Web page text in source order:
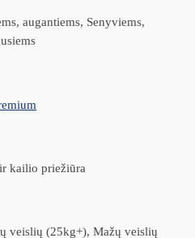
augantiems, Senyviems,
kailio priežiūra
veislių (25kg+), Mažų veislių